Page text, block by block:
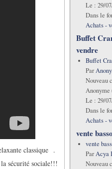
classique .
sécurité sociale!!!
Le : 29/
Dans le
Achats -
Buffet
vendre
Buffet
Par
Nouveau
Anonyme
Le : 29/
Dans le
Achats -
vente
vente
ParAcya
Nouveau